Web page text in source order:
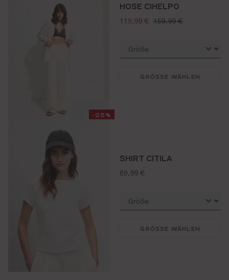
-25%
HOSE CIHELPO
verkaufspreis:
119,99 € regulärer preis:
159,99 €
GRÖSSE WÄHLEN
SHIRT CITILA
regulärer preis:
69,99 €
GRÖSSE WÄHLEN